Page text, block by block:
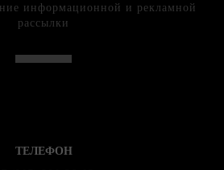
информационной и рекламной
рассылки
ТЕЛЕФОН